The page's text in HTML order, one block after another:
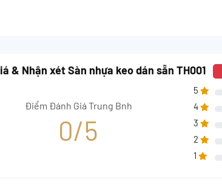
& Nhận xét Sàn nhựa keo dán sẵn TH001
Điểm Đánh Giá Trung Bnh
0/5
5
4
3
2
1